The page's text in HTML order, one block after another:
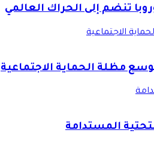
تنضم إلى الحراك العالمي
الاجتماعية
مظلة الحماية الاجتماعية
المستدامة